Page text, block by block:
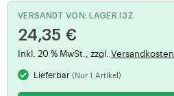
VERSANDT VON: LAGER I3Z
24,35 €
Inkl. 20 % MwSt., zzgl. Versandkosten
Lieferbar(Nur 1 Artikel)